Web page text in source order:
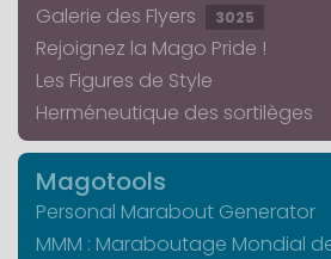
Galerie des Flyers
3025
Rejoignez la Mago Pride !
Les Figures de Style
Herméneutique des sortilèges
Magotools
Personal Marabout Generator
MMM : Maraboutage Mondial